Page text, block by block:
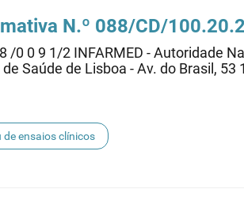
N.º 088/CD/
8 /0 0 9 1/2 INFARMED - Autoridade
Saúde de Lisboa - Av. do Brasil, 53
ensaios clínicos